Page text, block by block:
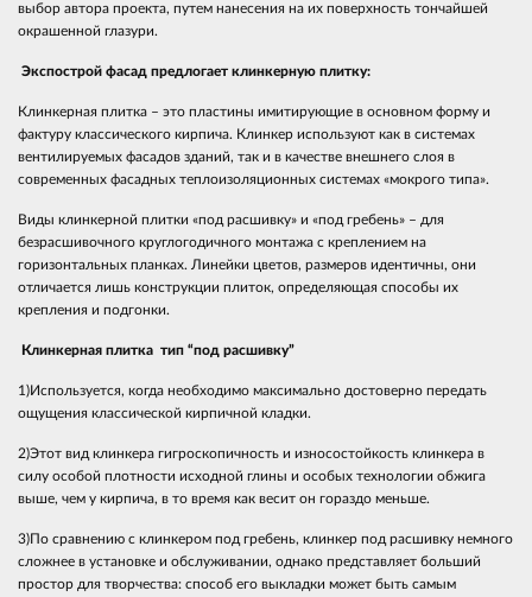
выбор автора проекта, путем нанесения на их поверхность тончайшей
окрашенной глазури.
Экспострой фасад предлогает клинкерную плитку:
Клинкерная плитка – это пластины имитирующие в основном форму и
фактуру классического кирпича. Клинкер используют как в системах
вентилируемых фасадов зданий, так и в качестве внешнего слоя в
современных фасадных теплоизоляционных системах «мокрого типа».
Виды клинкерной плитки «под расшивку» и «под гребень» – для
безрасшивочного круглогодичного монтажа с креплением на
горизонтальных планках. Линейки цветов, размеров идентичны, они
отличается лишь конструкции плиток, определяющая способы их
крепления и подгонки.
Клинкерная плитка тип “под расшивку”
1)Используется, когда необходимо максимально достоверно передать
ощущения классической кирпичной кладки.
2)Этот вид клинкера гигроскопичность и износостойкость клинкера в
силу особой плотности исходной глины и особых технологии обжига
выше, чем у кирпича, в то время как весит он гораздо меньше.
3)По сравнению с клинкером под гребень, клинкер под расшивку немного
сложнее в установке и обслуживании, однако представляет больший
простор для творчества: способ его выкладки может быть самым